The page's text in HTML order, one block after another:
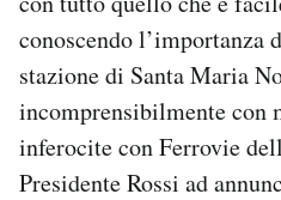
conoscendo l’importanza
stazione di Santa Maria
incomprensibilmente con
inferocite con Ferrovie
Presidente Rossi ad